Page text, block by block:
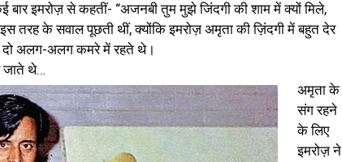
बार इमरोज़ से कहतीं- “अजनबी तुम मुझे जिंदगी की शाम में क्यों मिले,
तरह के सवाल पूछती थीं, क्योंकि इमरोज़ अमृता की ज़िंदगी में बहुत देर
दो अलग-अलग कमरे में रहते थे।
जाते थे…
अमृता के
संग रहने
के लिए
इमरोज़ ने